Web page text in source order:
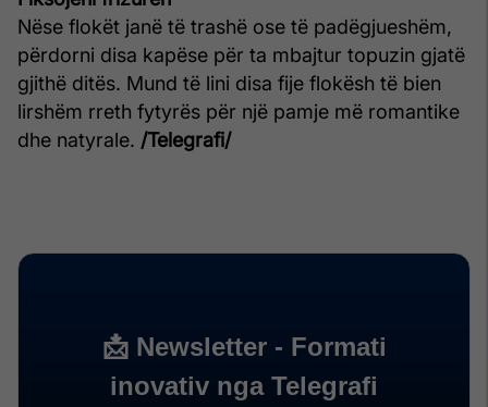
Nëse flokët janë të trashë ose të padëgjueshëm,
përdorni disa kapëse për ta mbajtur topuzin gjatë
gjithë ditës. Mund të lini disa fije flokësh të bien
lirshëm rreth fytyrës për një pamje më romantike
dhe natyrale. /Telegrafi/